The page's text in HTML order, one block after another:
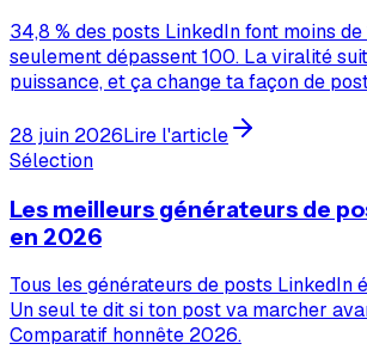
34,8 % des posts LinkedIn font moins de
seulement dépassent 100. La viralité
puissance, et ça change ta façon de
28 juin 2026Lire l'article
Sélection
Les meilleurs générateurs de
en 2026
Tous les générateurs de posts LinkedIn
Un seul te dit si ton post va marcher
Comparatif honnête 2026.